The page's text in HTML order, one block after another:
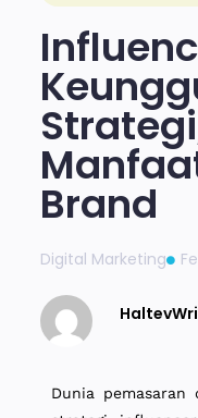
Brand
Digital Marketing
Dunia pemasaran